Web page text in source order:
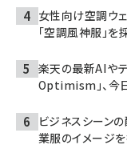
女性向け空調ウ
「空調風神服」を
楽天の最新AIや
Optimism」、今
ビジネスシーンの
業服のイメージ